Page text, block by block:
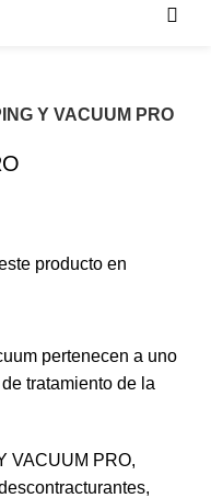
Y VACUUM PRO
producto en
pertenecen a uno
tratamiento de la
VACUUM PRO,